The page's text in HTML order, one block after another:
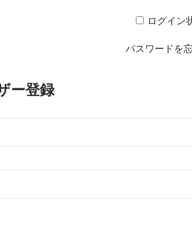
ログイン
パスワードを
ー登録